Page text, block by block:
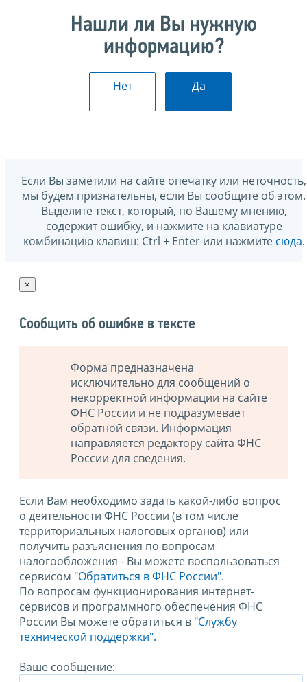
Нашли ли Вы нужную
информацию?
Нет Да
Если Вы заметили на сайте опечатку или неточность,
мы будем признательны, если Вы сообщите об этом.
Выделите текст, который, по Вашему мнению,
содержит ошибку, и нажмите на клавиатуре
комбинацию клавиш: Ctrl + Enter или нажмите сюда.
×
Сообщить об ошибке в тексте
Форма предназначена
исключительно для сообщений о
некорректной информации на сайте
ФНС России и не подразумевает
обратной связи. Информация
направляется редактору сайта ФНС
России для сведения.
Если Вам необходимо задать какой-либо вопрос
о деятельности ФНС России (в том числе
территориальных налоговых органов) или
получить разъяснения по вопросам
налогообложения - Вы можете воспользоваться
сервисом "Обратиться в ФНС России".
По вопросам функционирования интернет-
сервисов и программного обеспечения ФНС
России Вы можете обратиться в "Службу
технической поддержки".
Ваше сообщение: